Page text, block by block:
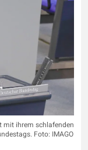
mit ihrem schlafenden
Foto: IMAGO